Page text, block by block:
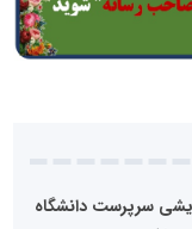
سرپرست دانشگاه